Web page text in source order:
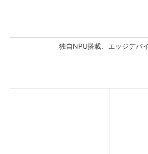
独自NPU搭載、エッジデバ